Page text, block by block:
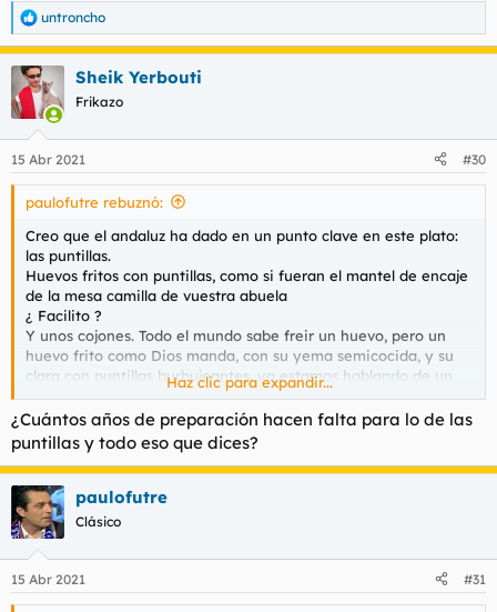
R
e
a
c
c
i
e
s
untroncho
Sheik Yerbouti
Frikazo
15 Abr 2021 #30
paulofutre rebuznó:
Creo que el andaluz ha dado en un punto clave en este plato:
las puntillas.
Huevos fritos con puntillas, como si fueran el mantel de encaje
de la mesa camilla de vuestra abuela
¿ Facilito ?
Y unos cojones. Todo el mundo sabe freir un huevo, pero un
huevo frito como Dios manda, con su yema semicocida, y su
clara con puntillas burbujeantes, ya estamos hablando de un
grado de dificultad fuera del alcance del forero medio (yo
incluido, por supuesto)
Haz clic para expandir...
¿Cuántos años de preparación hacen falta para lo de las
puntillas y todo eso que dices?
paulofutre
Clásico
15 Abr 2021 #31